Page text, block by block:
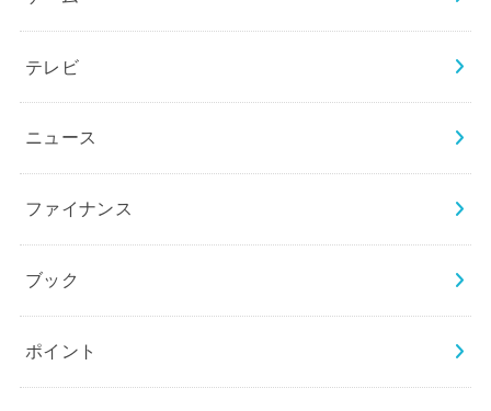
テレビ
ニュース
ファイナンス
ブック
ポイント